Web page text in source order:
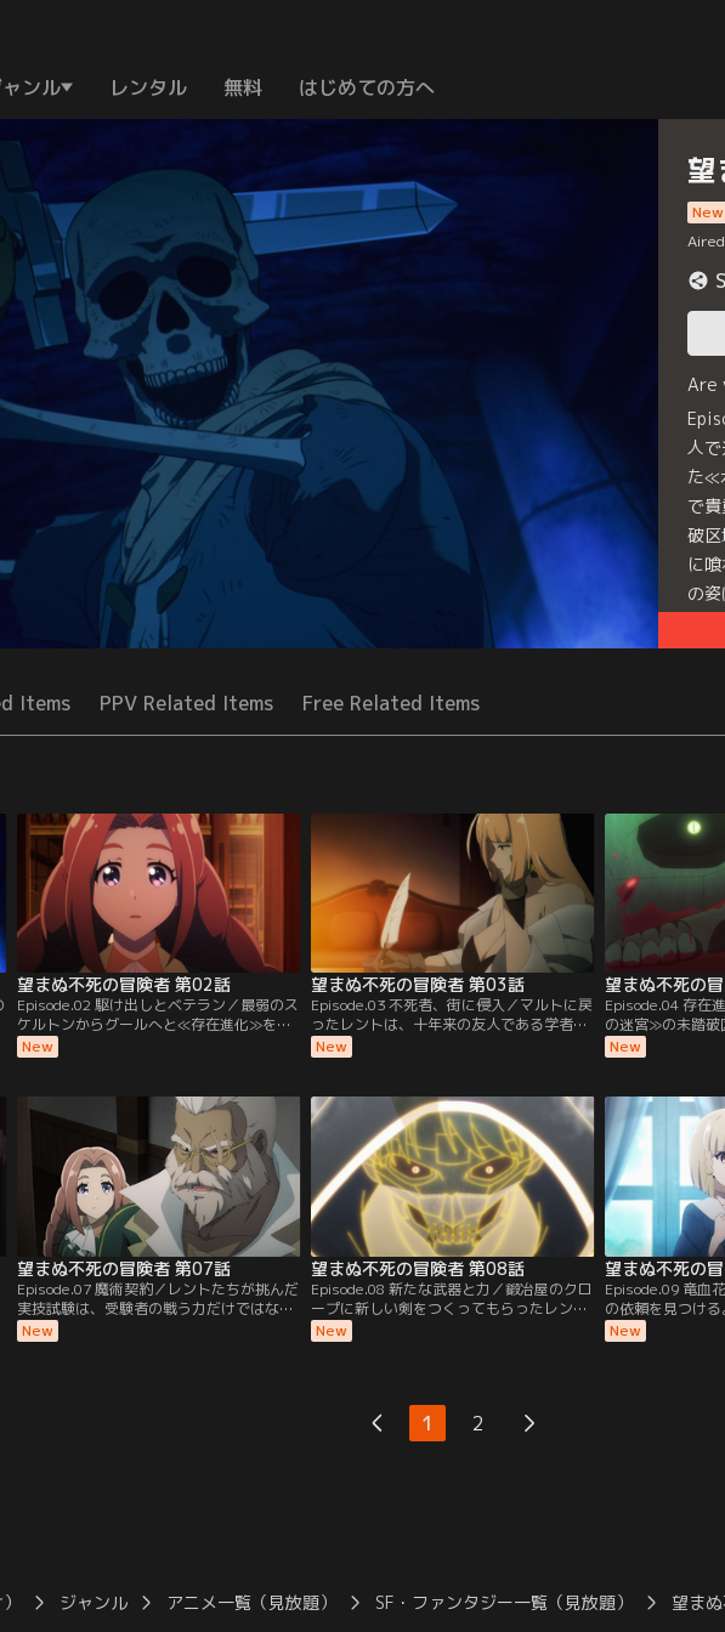
ンル レンタル 無料 はじめての方へ
New
Are
人
た≪
で
破
に
の
Items PPV Related Items Free Related Items
望まぬ不死の冒険者 第02話
Episode.02 駆け出しとベテラン／最弱のス
ケルトンからグールへと≪存在進化≫を果
たしたレント。さらなる進化を目指して魔
物と戦い続けていた。そんな中、≪水月の
魔物との戦いで窮地に陥ったリナは、助け
てくれたグールが冒険者のレントだと知っ
て驚愕。それでも本拠地の街マルトへ戻り
たいというレントのために…。【提供：バ
ンダイチャンネル】
New
望まぬ不死の冒険者 第03話
Episode.03 不死者、街に侵入／マルトに戻
ったレントは、十年来の友人である学者の
ロレーヌを頼ることに。魔物や魔術の研究
をしているロレーヌは、異形と化したレン
る。アンデッドになっても冒険者を続けた
いレント。神銀（ミスリル）級冒険者にな
るという夢を諦める気は全くない。早速装
備を整えようと…。【提供：バンダイチャ
ンネル】
New
望まぬ不死の
Episode.04 存在
の迷宮≫の未踏破
中で出会った男
め、探索の途中
り、深く感謝さ
レントは人間の
でいた。耐えき
を失ってしまい
ンネル】
New
望まぬ不死の冒険者 第07話
Episode.07 魔術契約／レントたちが挑んだ
実技試験は、受験者の戦う力だけではな
く、冒険者としての適性を試すものだっ
た。ライズとローラは戸惑いながらも、レ
New
望まぬ不死の冒険者 第08話
Episode.08 新たな武器と力／鍛冶屋のクロ
ープに新しい剣をつくってもらったレン
ト。剣は素晴らしい出来だったが、存在進
化に伴って魔力や気力、聖気も増えていた
り、そのためには金が必要。しっかり稼ご
うとギルドに向かったレントは、そこで厄
介な問題を抱えた村人と遭遇する。【提
New
望まぬ不死の
Episode.09 竜血
の依頼を見つけ
貨一枚。ギルド
人を助けるため
New
1 2
ジャンル アニメ一覧（見放題） SF・ファンタジー一覧（見放題） 望ま